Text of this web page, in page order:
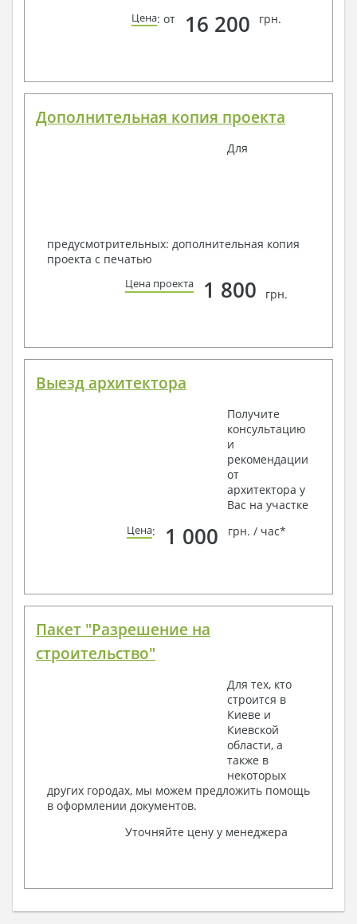
Цена: от 16 200 грн.
Дополнительная копия проекта
Для
предусмотрительных: дополнительная копия
проекта с печатью
Цена проекта 1 800 грн.
Выезд архитектора
Получите
консультацию
и
рекомендации
от
архитектора у
Вас на участке
Цена: 1 000 грн. / час*
Пакет "Разрешение на
строительство"
Для тех, кто
строится в
Киеве и
Киевской
области, а
также в
некоторых
других городах, мы можем предложить помощь
в оформлении документов.
Уточняйте цену у менеджера